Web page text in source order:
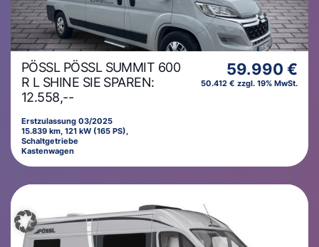
PÖSSL PÖSSL SUMMIT 600
R L SHINE SIE SPAREN:
12.558,--
Erstzulassung 03/2025
15.839 km, 121 kW (165 PS),
Schaltgetriebe
Kastenwagen
59.990 €
50.412 € zzgl. 19% MwSt.